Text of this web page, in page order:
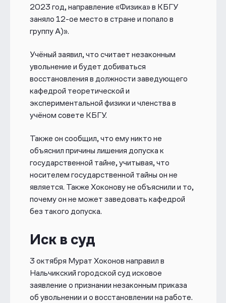
2023 год, направление «Физика» в КБГУ
заняло 12-ое место в стране и попало в
группу А)».
Учёный заявил, что считает незаконным
увольнение и будет добиваться
восстановления в должности заведующего
кафедрой теоретической и
экспериментальной физики и членства в
учёном совете КБГУ.
Также он сообщил, что ему никто не
объяснил причины лишения допуска к
государственной тайне, учитывая, что
носителем государственной тайны он не
является. Также Хоконову не объяснили и то,
почему он не может заведовать кафедрой
без такого допуска.
Иск в суд
3 октября Мурат Хоконов направил в
Нальчикский городской суд исковое
заявление о признании незаконным приказа
об увольнении и о восстановлении на работе.